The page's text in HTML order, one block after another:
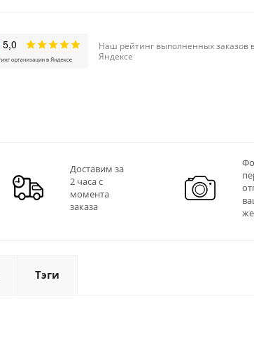
Наш рейтинг выполненных заказов
Яндексе
Доставим за
2 часа с
момента
заказа
Тэги